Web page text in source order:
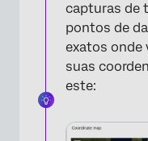
capturas de
pontos de
exatos onde
suas
este: